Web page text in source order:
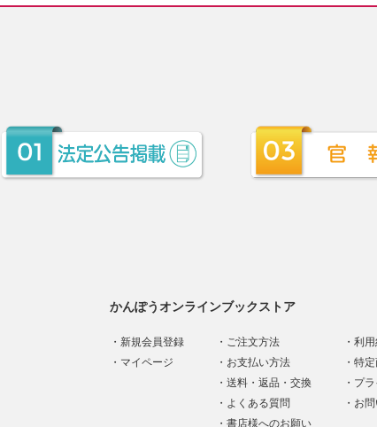
かんぽうオンラインブックストア
新規会員登録
マイページ
ご注文方法
お支払い方法
送料・返品・交換
よくある質問
書店様へのお願い
利用
特
プ
お